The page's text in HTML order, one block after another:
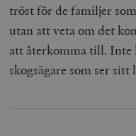
tröst för de familjer
utan att veta om det
att återkomma till. Inte
skogsägare som ser